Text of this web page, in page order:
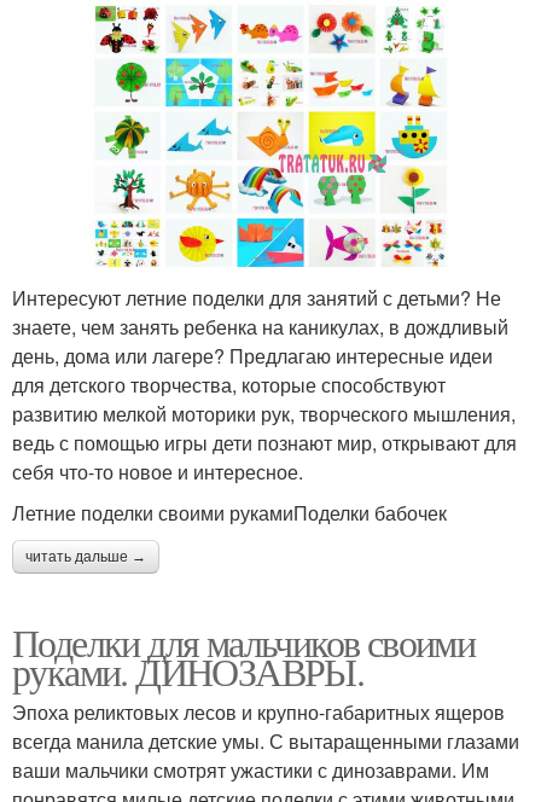
Интересуют летние поделки для занятий с детьми? Не
знаете, чем занять ребенка на каникулах, в дождливый
день, дома или лагере? Предлагаю интересные идеи
для детского творчества, которые способствуют
развитию мелкой моторики рук, творческого мышления,
ведь с помощью игры дети познают мир, открывают для
себя что-то новое и интересное.
Летние поделки своими рукамиПоделки бабочек
читать дальше →
Поделки для мальчиков своими
руками. ДИНОЗАВРЫ.
Эпоха реликтовых лесов и крупно-габаритных ящеров
всегда манила детские умы. С вытаращенными глазами
ваши мальчики смотрят ужастики с динозаврами. Им